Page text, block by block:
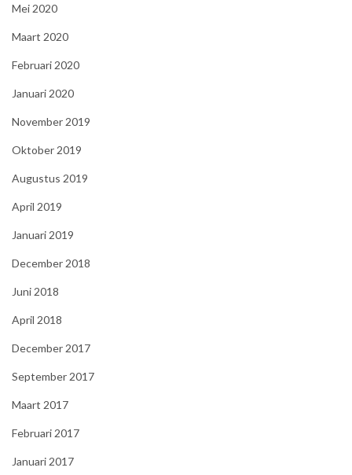
Mei 2020
Maart 2020
Februari 2020
Januari 2020
November 2019
Oktober 2019
Augustus 2019
April 2019
Januari 2019
December 2018
Juni 2018
April 2018
December 2017
September 2017
Maart 2017
Februari 2017
Januari 2017